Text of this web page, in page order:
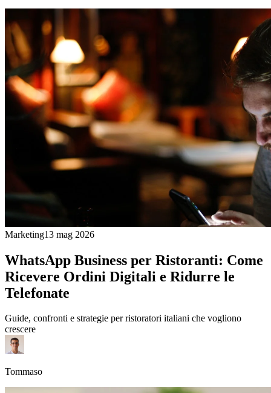
Marketing13 mag 2026
WhatsApp Business per Ristoranti: Come
Ricevere Ordini Digitali e Ridurre le
Telefonate
Guide, confronti e strategie per ristoratori italiani che vogliono
crescere
Tommaso